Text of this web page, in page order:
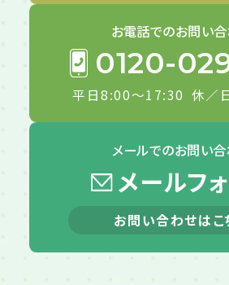
お電話でのお問い
0120-
平日8:00～17:30 休／
メールでのお問い
メールフ
お問い合わせはこ